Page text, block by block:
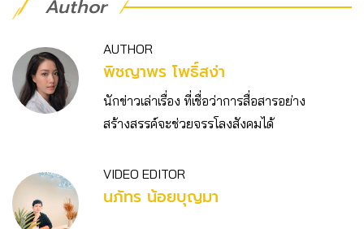
Author
AUTHOR
พิชญาพร โพธิ์สง่า
นักข่าวเล่าเรื่อง ที่เชื่อว่าการสื่อสารอย่าง
สร้างสรรค์จะช่วยจรรโลงสังคมได้
VIDEO EDITOR
นภัทร น้อยบุญมา